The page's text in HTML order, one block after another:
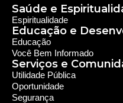
Saúde e
Espiritualidade
Educação e
Educação
Você Bem Informado
Serviços e
Utilidade Pública
Oportunidade
Segurança